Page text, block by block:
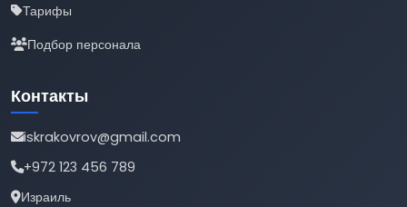
Тарифы
Подбор персонала
Контакты
iskrakovrov@gmail.com
+972 123 456 789
Израиль